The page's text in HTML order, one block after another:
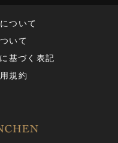
ついて
いて
基づく表記
規約